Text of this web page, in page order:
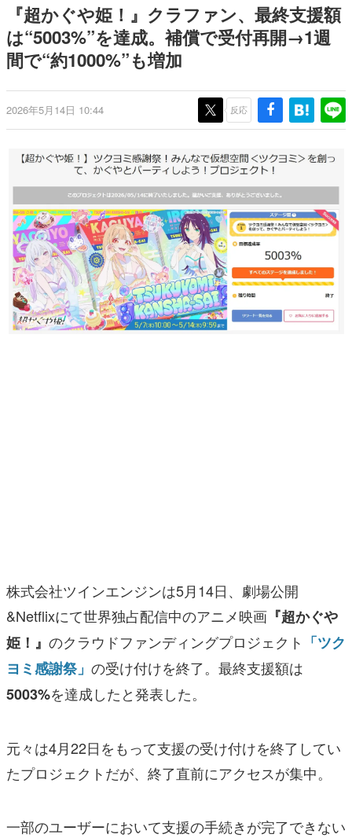
きます。
赫本
この物語を解いてはいけない。『赫本』は、〈試験問題〉
の形をした短編ホラー小説集です。
これからのデジタルゲーム市場を担う若きクリエイター達
の姿を追い、彼らのルーツと情熱を探っていきます。
ゲーム世代の作家たち
ゲームに多大な影響を受けた作家さんに取材し、ゲームが
日本のコンテンツ産業やカルチャーに与えた影響を探る企
画です。
日本モバイルゲーム産業史
日本のモバイルゲーム史における主要なトピック・タイト
ルを網羅するほか、開発者へのインタビューや識者による
解説を掲載。約20年の歴史が一望できる決定版！
若ゲのいたり〜ゲームクリエイターの青春〜
『うつヌケ』『ペンと箸』等で知られるマンガ家・田中圭
一先生によるゲーム業界レポートマンガです。
女性向け
アプリレビュー
その他
電ファミニコゲーマーとは？
『超かぐや姫！』クラファン、最終支援額
は“5003%”を達成。補償で受付再開→1週
間で“約1000%”も増加
2026年5月14日 10:44 反応
株式会社ツインエンジンは5月14日、劇場公開
&Netflixにて世界独占配信中のアニメ映画 『超かぐや
姫！』 のクラウドファンディングプロジェクト 「ツク
ヨミ感謝祭」 の受け付けを終了。最終支援額は
5003%を達成したと発表した。
元々は4月22日をもって支援の受け付けを終了してい
たプロジェクトだが、終了直前にアクセスが集中。
一部のユーザーにおいて支援の手続きが完了できない